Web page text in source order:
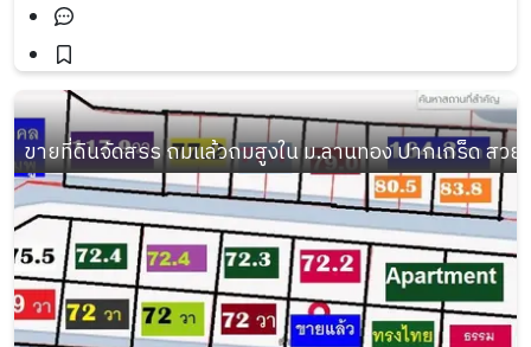
ขายที่ดินจัดสรร ถมแล้วถมสูงใน ม.ลานทอง ปากเกร็ด สว